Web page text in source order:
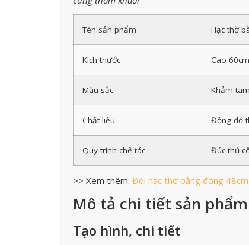
Tên sản phẩm Hạc thờ
Kích thước Cao 60cm
Màu sắc Khảm
Chất liệu Đồng đỏ
Quy trình chế tác Đúc thủ
>> Xem thêm: Đôi hạc thờ bằng đồng
Mô tả chi tiết sản phẩm
Tạo hình, chi tiết